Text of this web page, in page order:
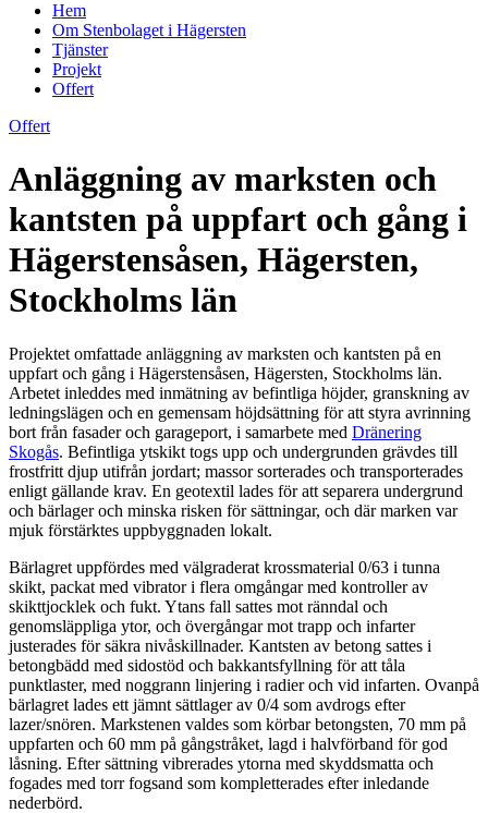
Hem
Om Stenbolaget i Hägersten
Tjänster
Projekt
Offert
Offert
Anläggning av marksten och
kantsten på uppfart och gång i
Hägerstensåsen, Hägersten,
Stockholms län
Projektet omfattade anläggning av marksten och kantsten på en
uppfart och gång i Hägerstensåsen, Hägersten, Stockholms län.
Arbetet inleddes med inmätning av befintliga höjder, granskning av
ledningslägen och en gemensam höjdsättning för att styra avrinning
bort från fasader och garageport, i samarbete med Dränering
Skogås. Befintliga ytskikt togs upp och undergrunden grävdes till
frostfritt djup utifrån jordart; massor sorterades och transporterades
enligt gällande krav. En geotextil lades för att separera undergrund
och bärlager och minska risken för sättningar, och där marken var
mjuk förstärktes uppbyggnaden lokalt.
Bärlagret uppfördes med välgraderat krossmaterial 0/63 i tunna
skikt, packat med vibrator i flera omgångar med kontroller av
skikttjocklek och fukt. Ytans fall sattes mot ränndal och
genomsläppliga ytor, och övergångar mot trapp och infarter
justerades för säkra nivåskillnader. Kantsten av betong sattes i
betongbädd med sidostöd och bakkantsfyllning för att tåla
punktlaster, med noggrann linjering i radier och vid infarten. Ovanpå
bärlagret lades ett jämnt sättlager av 0/4 som avdrogs efter
lazer/snören. Markstenen valdes som körbar betongsten, 70 mm på
uppfarten och 60 mm på gångstråket, lagd i halvförband för god
låsning. Efter sättning vibrerades ytorna med skyddsmatta och
fogades med torr fogsand som kompletterades efter inledande
nederbörd.